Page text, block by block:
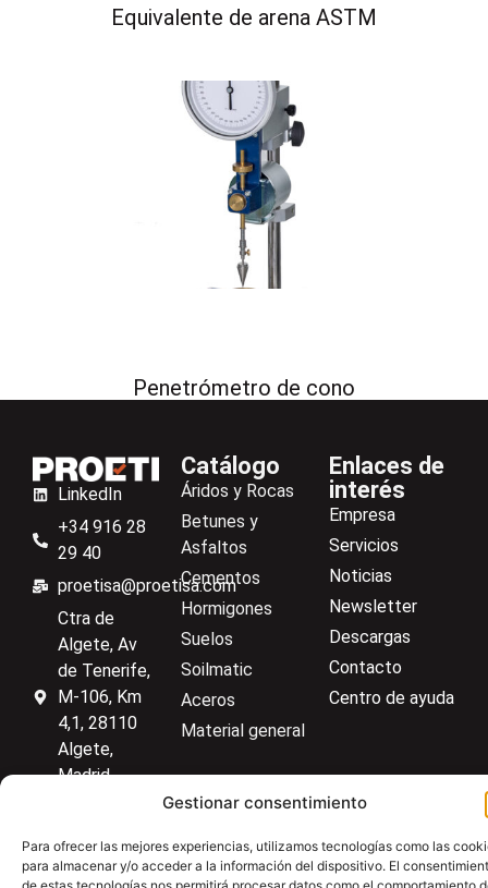
Gestionar consentimiento
Para ofrecer las mejores experiencias, utilizamos tecnologías como las
para almacenar y/o acceder a la información del dispositivo. El
Equivalente de arena ASTM
Penetrómetro de cono
LinkedIn
+34 916 28
29 40
proetisa@proetisa.com
Ctra de
Algete, Av
de Tenerife,
M-106, Km
4,1, 28110
Algete,
Madrid
Catálogo
Áridos y Rocas
Betunes y
Asfaltos
Cementos
Hormigones
Suelos
Soilmatic
Aceros
Material general
Enlaces de
interés
Empresa
Servicios
Noticias
Newsletter
Descargas
Contacto
Centro de ayuda
Aviso LegalPolítica de privacidadPolítica de cookies